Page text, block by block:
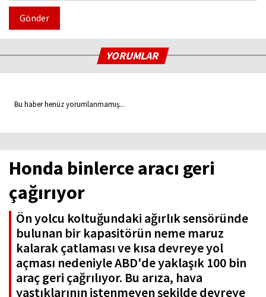
Gönder
YORUMLAR
Bu haber henüz yorumlanmamış...
Honda binlerce aracı geri
çağırıyor
Ön yolcu koltuğundaki ağırlık sensöründe
bulunan bir kapasitörün neme maruz
kalarak çatlaması ve kısa devreye yol
açması nedeniyle ABD'de yaklaşık 100 bin
araç geri çağrılıyor. Bu arıza, hava
yastıklarının istenmeyen şekilde devreye